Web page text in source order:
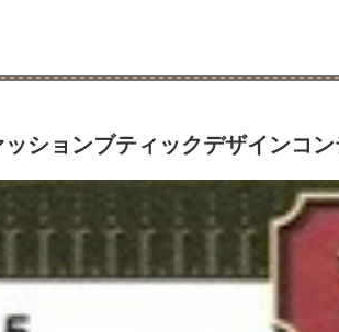
ッションブティックデザインコ